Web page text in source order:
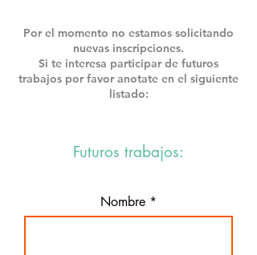
Por el momento no estamos solicitando
nuevas inscripciones.
Si te interesa participar de futuros
trabajos por favor anotate en el siguiente
listado:
Futuros trabajos:
Nombre